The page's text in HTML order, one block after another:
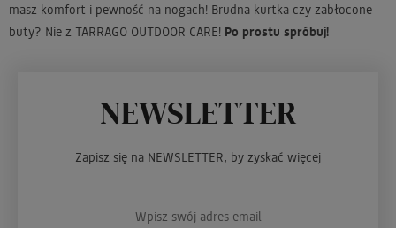
masz komfort i pewność na nogach! Brudna kurtka czy zabłocone
buty? Nie z TARRAGO OUTDOOR CARE! Po prostu spróbuj!
NEWSLETTER
Zapisz się na NEWSLETTER, by zyskać więcej